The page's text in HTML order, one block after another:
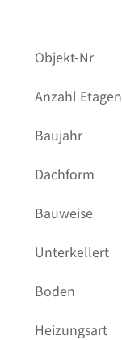
Objekt-Nr
Anzahl Etagen
Baujahr
Dachform
Bauweise
Unterkellert
Boden
Heizungsart